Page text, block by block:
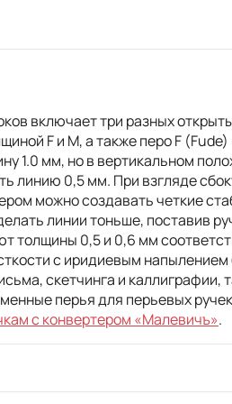
включает три разных
F и М, а также перо F (Fude)
1.0 мм, но в вертикальном
линию 0,5 мм. При взгляде
можно создавать четкие
линии тоньше, поставив
толщины 0,5 и 0,6 мм
с иридиевым напылением
скетчинга и каллиграфии,
перья для перьевых ручек
с конвертером «Малевичъ».